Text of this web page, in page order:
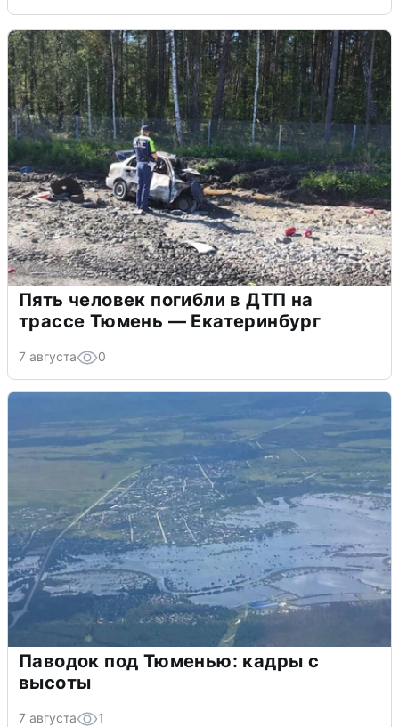
Пять человек погибли в ДТП на
трассе Тюмень — Екатеринбург
7 августа 0
Паводок под Тюменью: кадры с
высоты
7 августа 1